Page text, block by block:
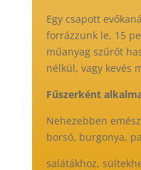
Egy csapott
forrázzunk le, 15
műanyag szűrőt
nélkül, vagy kevés
Fűszerként
Nehezebben
borsó, burgonya,
salátákhoz,